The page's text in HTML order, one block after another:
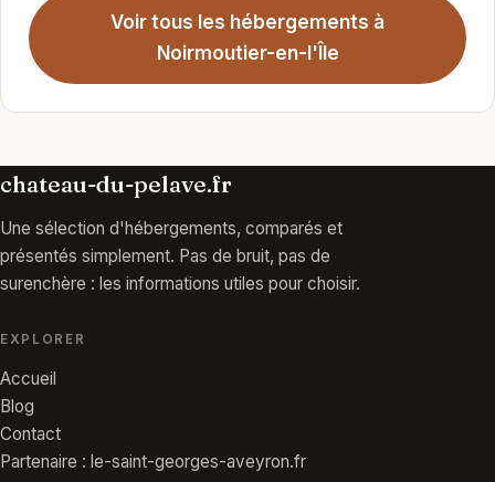
Voir tous les hébergements à
Noirmoutier-en-l'Île
chateau-du-pelave.fr
Une sélection d'hébergements, comparés et
présentés simplement. Pas de bruit, pas de
surenchère : les informations utiles pour choisir.
EXPLORER
Accueil
Blog
Contact
Partenaire : le-saint-georges-aveyron.fr